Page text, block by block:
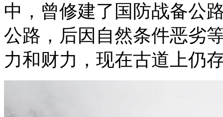
中，曾修建了国防战备公
公路，后因自然条件恶劣
力和财力，现在古道上仍